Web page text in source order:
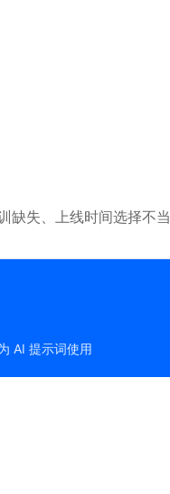
缺失、上线时间选择不当
AI 提示词使用